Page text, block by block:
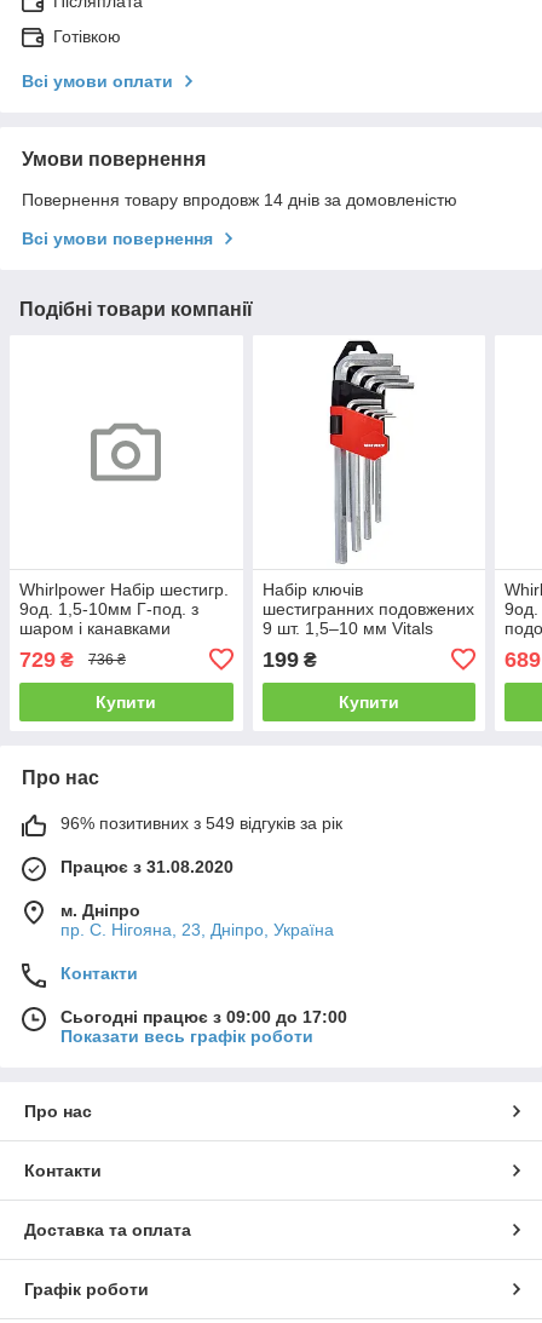
Готівкою
Всі умови оплати
Умови повернення
Повернення товару впродовж 14 днів за домовленістю
Всі умови повернення
Подібні товари компанії
Whirlpower Набір шестигр.
9од. 1,5-10мм Г-под. з
шаром і канавками
729 ₴ 736 ₴
Купити
Набір ключів
шестигранних подовжених
9 шт. 1,5–10 мм Vitals
199₴
Купити
689
Про нас
96% позитивних з 549 відгуків за рік
Працює з 31.08.2020
м. Дніпро
пр. С. Нігояна, 23, Дніпро, Україна
Контакти
Сьогодні працює з 09:00 до 17:00
Показати весь графік роботи
Про нас
Контакти
Доставка та оплата
Графік роботи